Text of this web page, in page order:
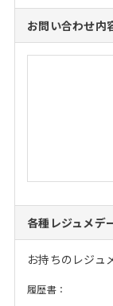
お問い合わせ内
各種レジュメデ
お持ちのレジュ
履歴書：